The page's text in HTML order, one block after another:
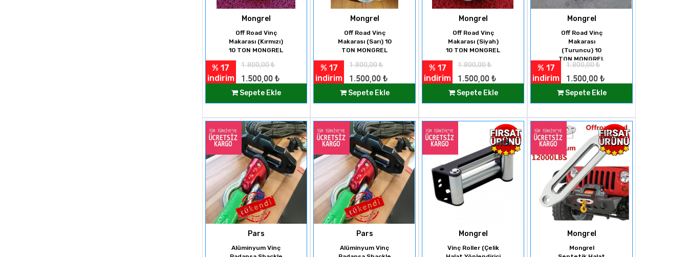
Mongrel
Off Road Vinç
Makarası (Kırmızı)
10 TON MONGREL
% 17
indirim
1.800,00₺
1.500,00₺
Sepete Ekle
Mongrel
Off Road Vinç
Makarası (Sarı) 10
TON MONGREL
% 17
indirim
1.800,00₺
1.500,00 ₺
Sepete Ekle
Mongrel
Off Road Vinç
Makarası (Siyah)
10 TON MONGREL
% 17
indirim
1.800,00₺
1.500,00 ₺
Sepete Ekle
Mongrel
Off Road Vinç
Makarası
(Turuncu) 10
TON MONGREL
% 17
indirim
1.800,00₺
1.500,00 ₺
Sepete Ekle
Pars
Alüminyum Vinç
Pars
Alüminyum Vinç
Mongrel
Vinç Roller (Çelik
Mongrel
Mongrel